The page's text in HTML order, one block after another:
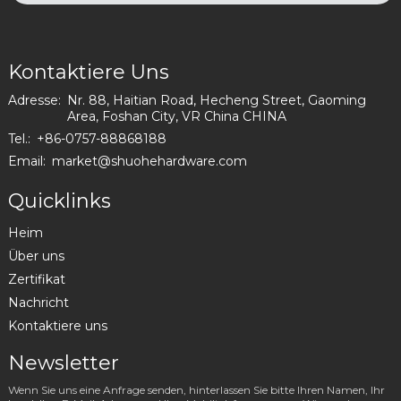
Kontaktiere Uns
Adresse: Nr. 88, Haitian Road, Hecheng Street, Gaoming
Area, Foshan City, VR China CHINA
Tel.: +86-0757-88868188
Email: market@shuohehardware.com
Quicklinks
Heim
Über uns
Zertifikat
Nachricht
Kontaktiere uns
Newsletter
Wenn Sie uns eine Anfrage senden, hinterlassen Sie bitte Ihren Namen, Ihr